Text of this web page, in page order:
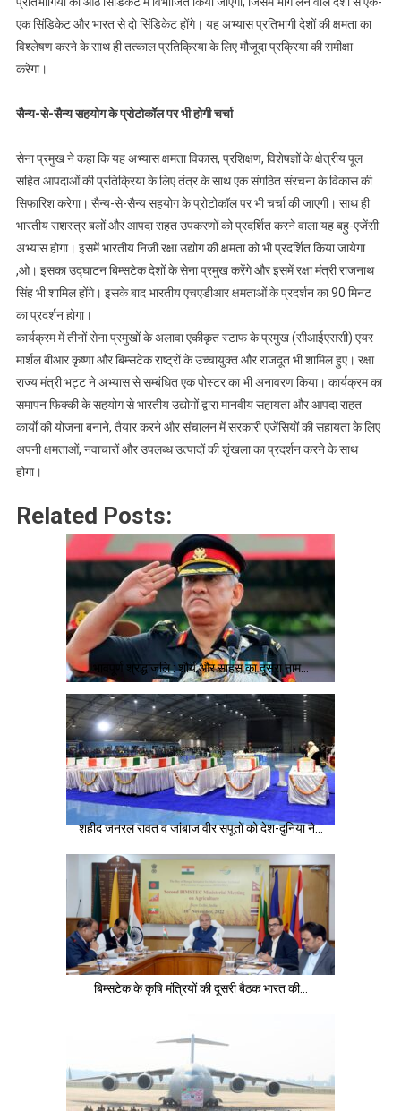
एक सिंडिकेट और भारत से दो सिंडिकेट होंगे। यह अभ्यास प्रतिभागी देशों की क्षमता का
विश्लेषण करने के साथ ही तत्काल प्रतिक्रिया के लिए मौजूदा प्रक्रिया की समीक्षा
करेगा।
सैन्य-से-सैन्य सहयोग के प्रोटोकॉल पर भी होगी चर्चा
सेना प्रमुख ने कहा कि यह अभ्यास क्षमता विकास, प्रशिक्षण, विशेषज्ञों के क्षेत्रीय पूल
सहित आपदाओं की प्रतिक्रिया के लिए तंत्र के साथ एक संगठित संरचना के विकास की
सिफारिश करेगा। सैन्य-से-सैन्य सहयोग के प्रोटोकॉल पर भी चर्चा की जाएगी। साथ ही
भारतीय सशस्त्र बलों और आपदा राहत उपकरणों को प्रदर्शित करने वाला यह बहु-एजेंसी
अभ्यास होगा। इसमें भारतीय निजी रक्षा उद्योग की क्षमता को भी प्रदर्शित किया जायेगा
,ओ। इसका उद्घाटन बिम्सटेक देशों के सेना प्रमुख करेंगे और इसमें रक्षा मंत्री राजनाथ
सिंह भी शामिल होंगे। इसके बाद भारतीय एचएडीआर क्षमताओं के प्रदर्शन का 90 मिनट
का प्रदर्शन होगा।
कार्यक्रम में तीनों सेना प्रमुखों के अलावा एकीकृत स्टाफ के प्रमुख (सीआईएससी) एयर
मार्शल बीआर कृष्णा और बिम्सटेक राष्ट्रों के उच्चायुक्त और राजदूत भी शामिल हुए। रक्षा
राज्य मंत्री भट्ट ने अभ्यास से सम्बंधित एक पोस्टर का भी अनावरण किया। कार्यक्रम का
समापन फिक्की के सहयोग से भारतीय उद्योगों द्वारा मानवीय सहायता और आपदा राहत
कार्यों की योजना बनाने, तैयार करने और संचालन में सरकारी एजेंसियों की सहायता के लिए
अपनी क्षमताओं, नवाचारों और उपलब्ध उत्पादों की शृंखला का प्रदर्शन करने के साथ
होगा।
Related Posts:
भावपूर्ण श्रद्धांजलि : शौर्य और साहस का दूसरा नाम…
शहीद जनरल रावत व जांबाज वीर सपूतों को देश-दुनिया ने…
बिम्सटेक के कृषि मंत्रियों की दूसरी बैठक भारत की…